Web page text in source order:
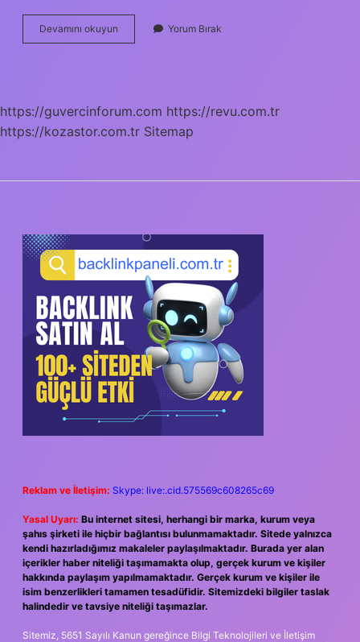
Devamını okuyun
Türleri
Yorum Bırak
https://guvercinforum.com https://revu.com.tr
https://kozastor.com.tr Sitemap
SIDEBAR
Reklam ve İletişim: Skype: live:.cid.575569c608265c69
Yasal Uyarı: Bu internet sitesi, herhangi bir marka, kurum veya
şahıs şirketi ile hiçbir bağlantısı bulunmamaktadır. Sitede yalnızca
kendi hazırladığımız makaleler paylaşılmaktadır. Burada yer alan
içerikler haber niteliği taşımamakta olup, gerçek kurum ve kişiler
hakkında paylaşım yapılmamaktadır. Gerçek kurum ve kişiler ile
isim benzerlikleri tamamen tesadüfidir. Sitemizdeki bilgiler taslak
halindedir ve tavsiye niteliği taşımazlar.
Sitemiz, 5651 Sayılı Kanun gereğince Bilgi Teknolojileri ve İletişim